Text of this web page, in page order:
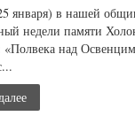
января) в нашей
недели памяти
«Полвека над